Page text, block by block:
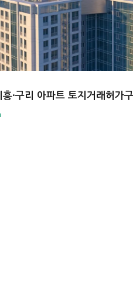
흥·구리 아파트 토지거래허